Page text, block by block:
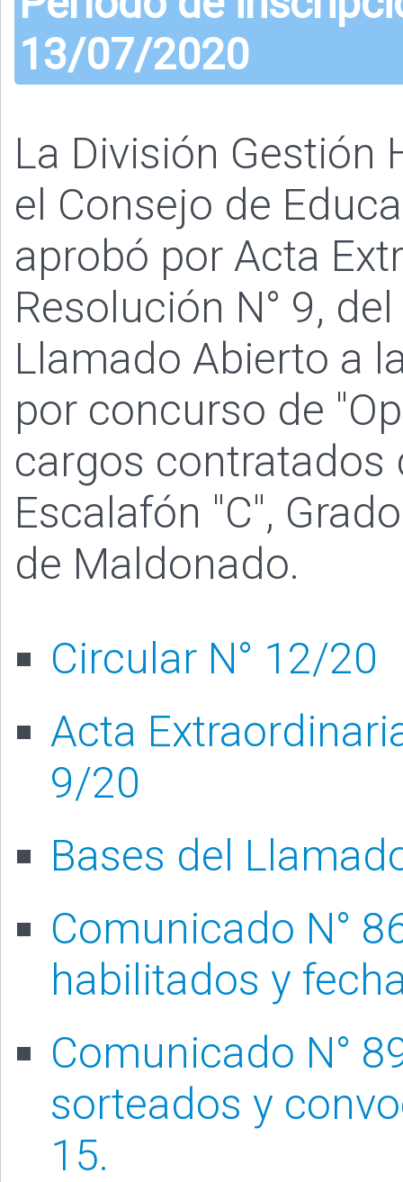
13/07/2020
La División Gestión
el Consejo de
aprobó por Acta
Resolución N° 9,
Llamado Abierto a
por concurso de
cargos contratados
Escalafón "C",
de Maldonado.
Circular N° 12/20
Acta
9/20
Bases del
Comunicado N°
habilitados y
Comunicado N°
sorteados y
15.